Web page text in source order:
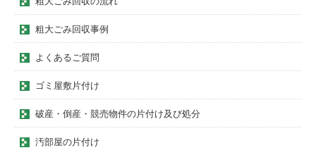
粗大ごみ回収事例
よくあるご質問
ゴミ屋敷片付け
破産・倒産・競売物件の片付け及び処分
汚部屋の片付け